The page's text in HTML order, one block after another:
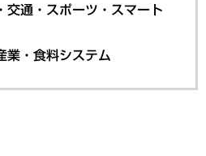
交通・スポーツ・スマート
業・食料システム